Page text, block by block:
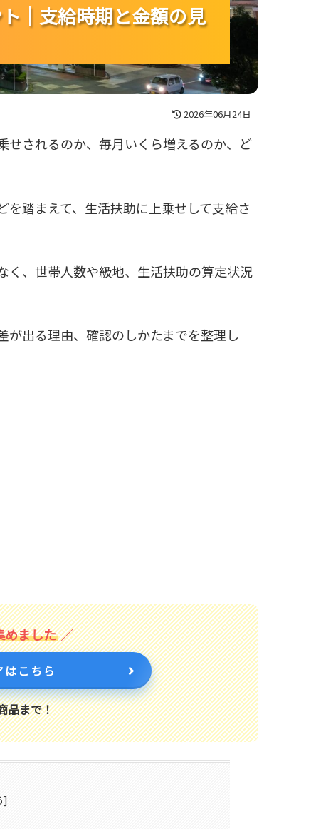
｜支給時期と金額の見
｜支給時期と金額の見
｜支給時期と金額の見
2026年06月24日
せされるのか、毎月いくら増えるのか、ど
踏まえて、生活扶助に上乗せして支給さ
く、世帯人数や級地、生活扶助の算定状況
が出る理由、確認のしかたまでを整理し
めました
こちら
品まで！